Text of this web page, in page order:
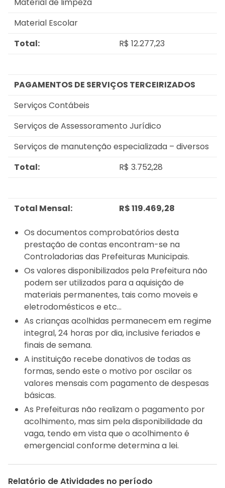
Material Escolar
Total:
R$ 12.277,23
PAGAMENTOS DE SERVIÇOS TERCEIRIZADOS
Serviços Contábeis
Serviços de Assessoramento Jurídico
Serviços de manutenção especializada – diversos
Total:
R$ 3.752,28
Total Mensal: R$ 119.469,28
Os documentos comprobatórios desta
prestação de contas encontram-se na
Controladorias das Prefeituras Municipais.
Os valores disponibilizados pela Prefeitura não
podem ser utilizados para a aquisição de
materiais permanentes, tais como moveis e
eletrodomésticos e etc…
As crianças acolhidas permanecem em regime
integral, 24 horas por dia, inclusive feriados e
finais de semana.
A instituição recebe donativos de todas as
formas, sendo este o motivo por oscilar os
valores mensais com pagamento de despesas
básicas.
As Prefeituras não realizam o pagamento por
acolhimento, mas sim pela disponibilidade da
vaga, tendo em vista que o acolhimento é
emergencial conforme determina a lei.
Relatório de Atividades no período